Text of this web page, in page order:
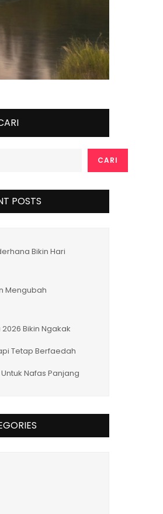
CARI
POSTS
Bikin Hari
Mengubah
Bikin Ngakak
Tetap Berfaedah
Nafas Panjang